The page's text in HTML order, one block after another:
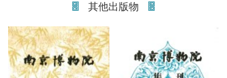
其他出版物